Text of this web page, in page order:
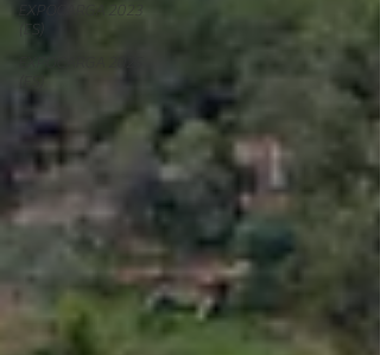
EXPOCARGA 2023
(ES)